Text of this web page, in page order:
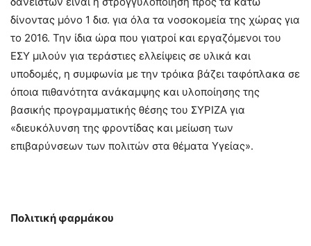
δίνοντας μόνο 1 δισ. για όλα τα νοσοκομεία της χώρας για
το 2016. Την ίδια ώρα που γιατροί και εργαζόμενοι του
ΕΣΥ μιλούν για τεράστιες ελλείψεις σε υλικά και
υποδομές, η συμφωνία με την τρόικα βάζει ταφόπλακα σε
όποια πιθανότητα ανάκαμψης και υλοποίησης της
βασικής προγραμματικής θέσης του ΣΥΡΙΖΑ για
«διευκόλυνση της φροντίδας και μείωση των
επιβαρύνσεων των πολιτών στα θέματα Υγείας».
Πολιτική φαρμάκου